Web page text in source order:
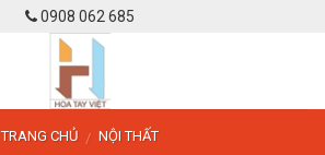
0908 062 685
TRANG CHỦ / NỘI THẤT